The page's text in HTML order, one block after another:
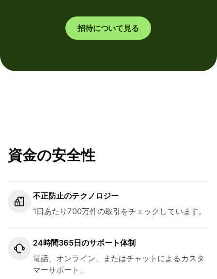
招待について見る
資金の安全性
不正防止のテクノロジー
1日あたり700万件の取引をチェックしています。
24時間365日のサポート体制
電話、オンライン、またはチャットによるカスタ
マーサポート。